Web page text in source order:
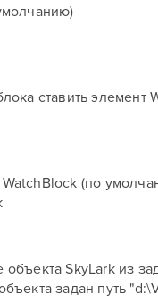
ставить
(по
объекта SkyLark из
задан путь